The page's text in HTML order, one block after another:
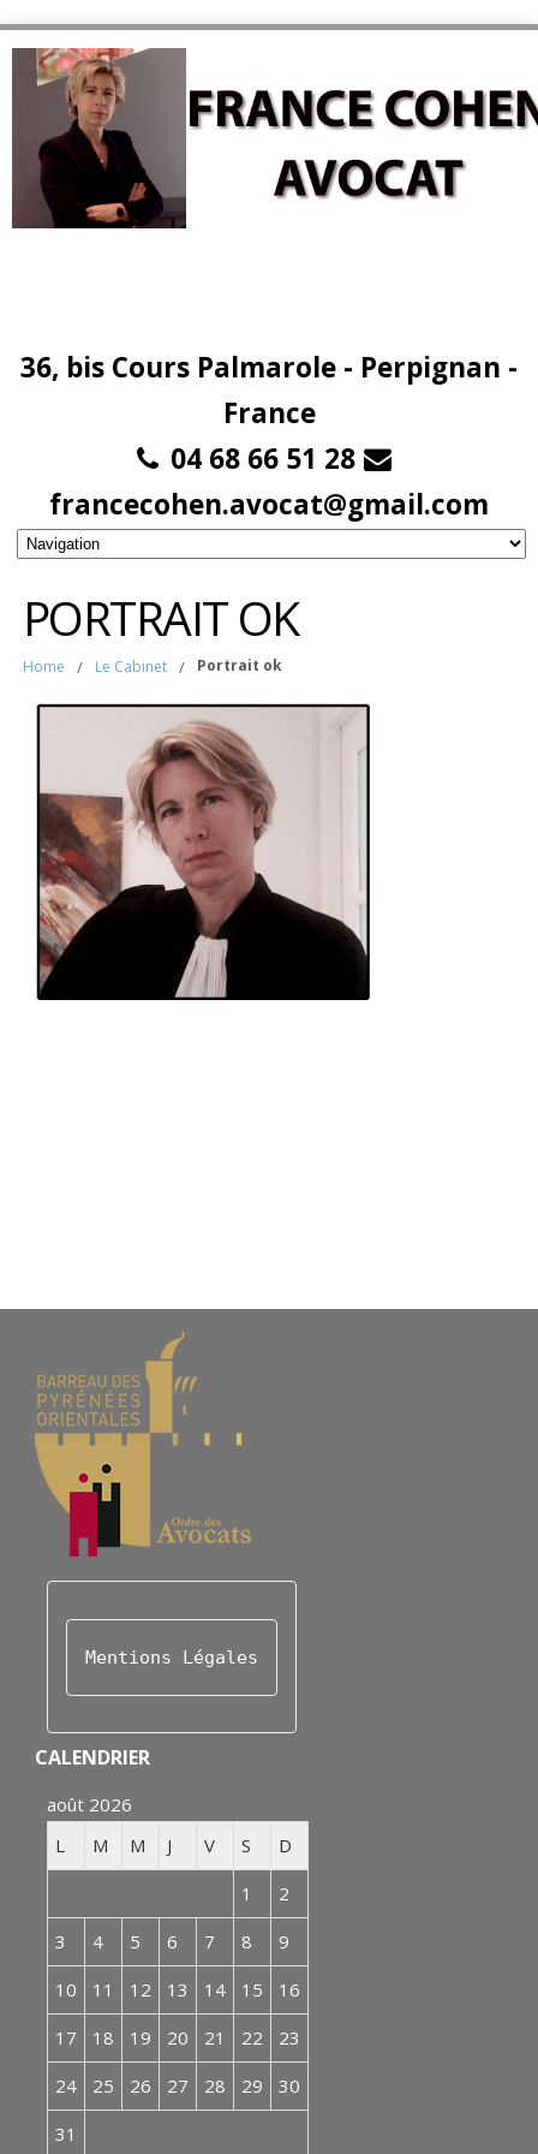
36, bis Cours Palmarole - Perpignan -
France
04 68 66 51 28
francecohen.avocat@gmail.com
PORTRAIT OK
Home / Le Cabinet / Portrait ok
Mentions Légales
CALENDRIER
août 2026
L
M M J V S
D
1
2
3
4 5 6 7 8
9
10
11 12 13 14 15
16
17
18 19 20 21 22
23
24
25 26 27 28 29
30
31